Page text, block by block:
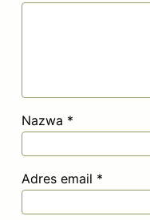
Nazwa *
Adres email *